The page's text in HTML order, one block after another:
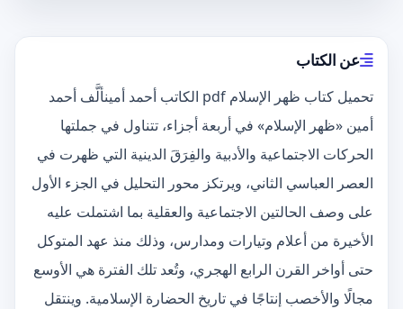
عن الكتاب
تحميل كتاب ظهر الإسلام pdf الكاتب أحمد أمينألَّف أحمد
أمين «ظهر الإسلام» في أربعة أجزاء، تتناول في جملتها
الحركات الاجتماعية والأدبية والفِرَقَ الدينية التي ظهرت في
العصر العباسي الثاني، ويرتكز محور التحليل في الجزء الأول
على وصف الحالتين الاجتماعية والعقلية بما اشتملت عليه
الأخيرة من أعلام وتيارات ومدارس، وذلك منذ عهد المتوكل
حتى أواخر القرن الرابع الهجري، وتُعد تلك الفترة هي الأوسع
مجالًا والأخصب إنتاجًا في تاريخ الحضارة الإسلامية. وينتقل